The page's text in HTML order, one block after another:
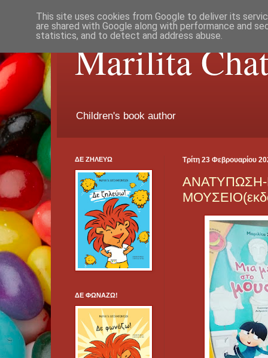
Marilita
Children's book author
Τρίτη 23 Φεβρουαρίου
ΔΕ ΖΗΛΕΥΩ
ΔΕ ΦΩΝΑΖΩ!
This site uses cookies from Google to deliver its
are shared with Google along with performance and
statistics, and to detect and address abuse.